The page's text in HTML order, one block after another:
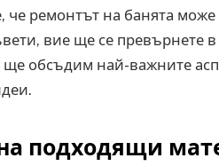
че ремонтът на банята
вие ще се превърнете
ще обсъдим най-важните
подходящи